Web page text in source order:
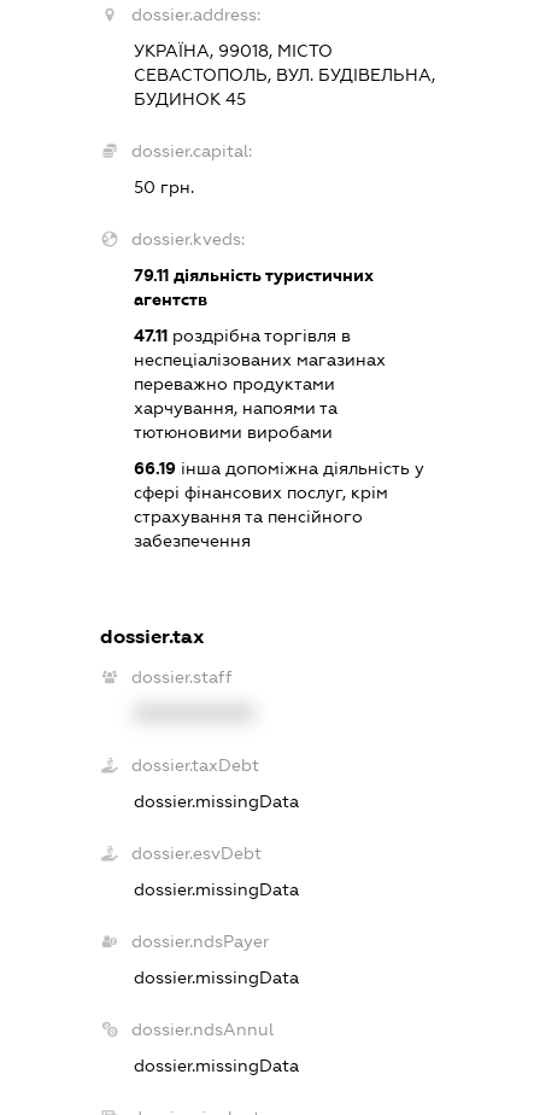
dossier.address:
УКРАЇНА, 99018, МІСТО
СЕВАСТОПОЛЬ, ВУЛ. БУДІВЕЛЬНА,
БУДИНОК 45
dossier.capital:
50 грн.
dossier.kveds:
79.11 діяльність туристичних
агентств
47.11 роздрібна торгівля в
неспеціалізованих магазинах
переважно продуктами
харчування, напоями та
тютюновими виробами
66.19 інша допоміжна діяльність у
сфері фінансових послуг, крім
страхування та пенсійного
забезпечення
dossier.tax
dossier.staff
dossier.taxDebt
dossier.missingData
dossier.esvDebt
dossier.missingData
dossier.ndsPayer
dossier.missingData
dossier.ndsAnnul
dossier.missingData